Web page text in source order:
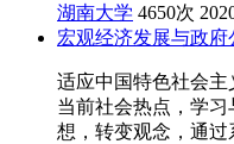
湖南大学 4650次
宏观经济发展与政府
适应中国特色社会
当前社会热点，学
想，转变观念，通